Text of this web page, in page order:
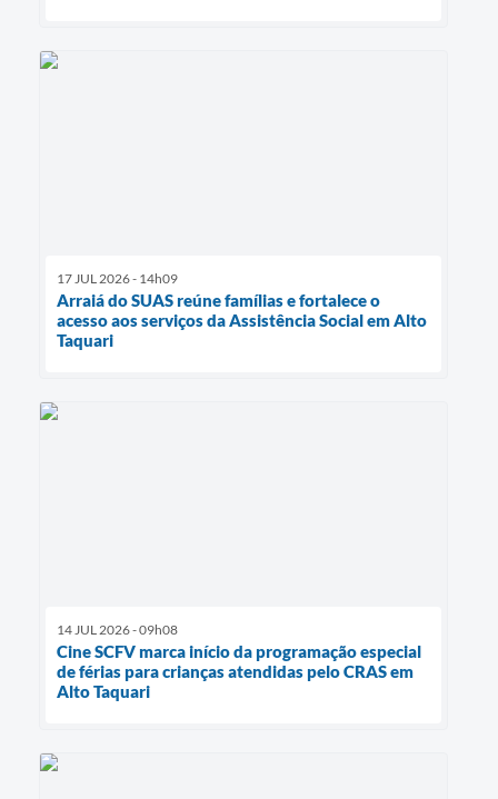
17 JUL 2026 - 14h09
Arraiá do SUAS reúne famílias e fortalece o
acesso aos serviços da Assistência Social em Alto
Taquari
14 JUL 2026 - 09h08
Cine SCFV marca início da programação especial
de férias para crianças atendidas pelo CRAS em
Alto Taquari